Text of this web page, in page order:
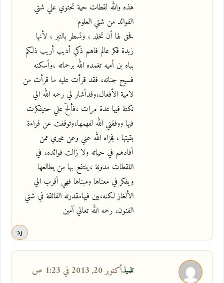
هذه والله لقطات حية تحتوي علي شتي
الفوائد من شتي العلوم
فحق لها أن تخلد ، وتسطر بالتبر ، لأنها
زبدة فكر عالم فاهم ذكي أديب أريب ذلكم
بباه بن أميه تغمده الله برحماته ،وأسكنه
فسيح جناته، فقد قرأت عليه ما قرأت من
لامية الأفعال،وقدأشار لي رحمه الله الي
نكتة فيها عدة مرات ،فألحّ علي حتيفكرت
فيها ووفقني الله لفهمها،وتوقفت عن قراءة
بقيتها ،فجزاه الله عني وعن غيري ممن
أفادهم في حياته ولا زالت فوائده، في
اللقطات مدونة ،ينتفع بها من يطالعها
ويفكر في معناها ومبناها فهي أقرب الي
الألغاز لكنه،بين فيهامقدرته الفائقة في شتي
الفنون، رحمه الله تعالي آمين
رد
تلميذأكتوبر 20, 2013 في 1:23 ص